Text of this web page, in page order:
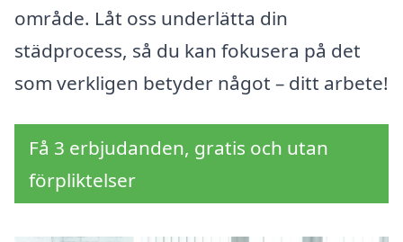
område. Låt oss underlätta din
städprocess, så du kan fokusera på det
som verkligen betyder något – ditt arbete!
Få 3 erbjudanden, gratis och utan
förpliktelser